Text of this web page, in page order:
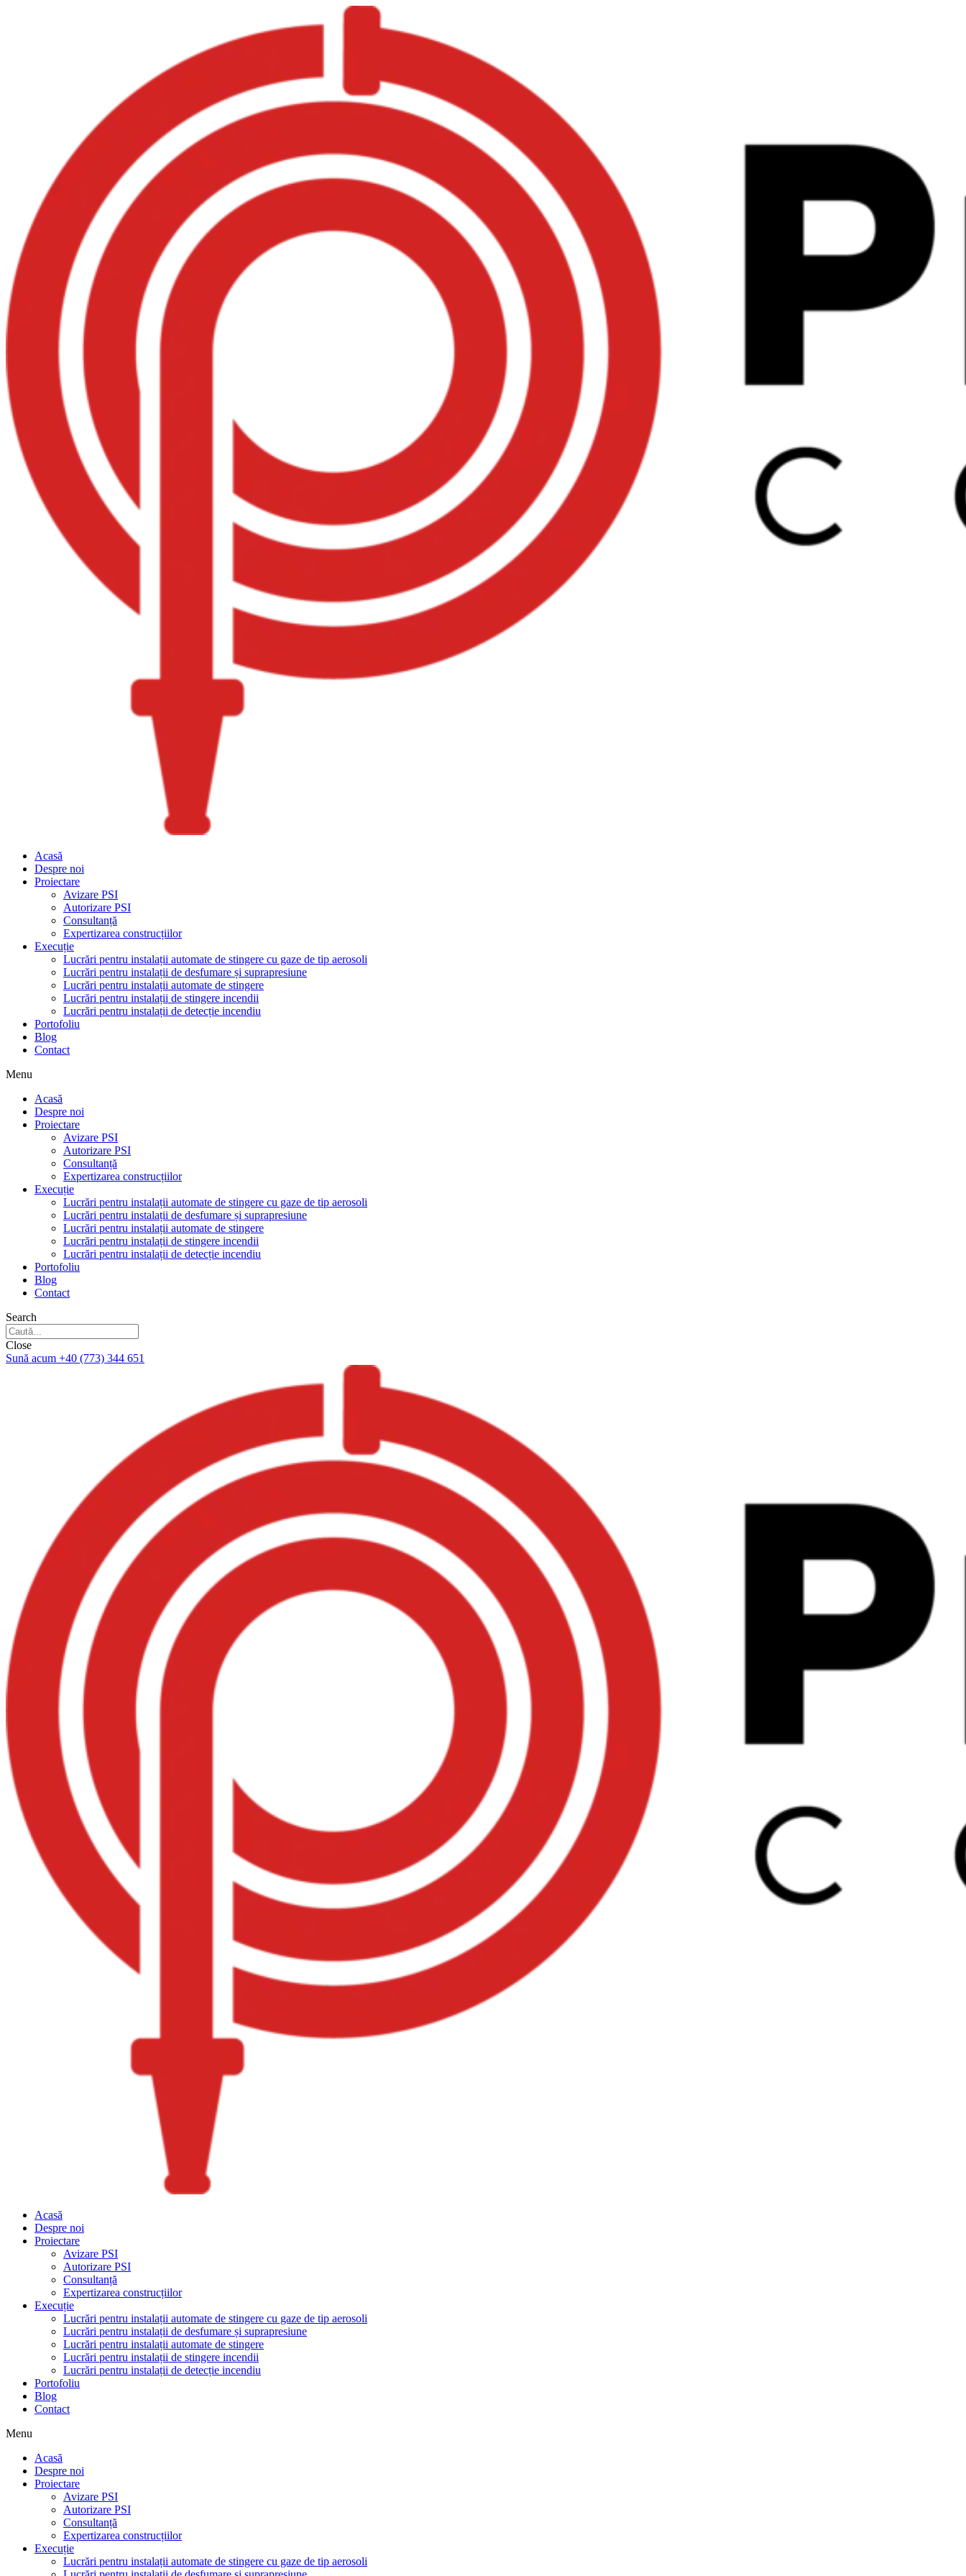
Acasă
Despre noi
Proiectare
Avizare PSI
Autorizare PSI
Consultanță
Expertizarea construcțiilor
Execuție
Lucrări pentru instalații automate de stingere cu gaze de tip aerosoli
Lucrări pentru instalații de desfumare și suprapresiune
Lucrări pentru instalații automate de stingere
Lucrări pentru instalații de stingere incendii
Lucrări pentru instalații de detecție incendiu
Portofoliu
Blog
Contact
Menu
Acasă
Despre noi
Proiectare
Avizare PSI
Autorizare PSI
Consultanță
Expertizarea construcțiilor
Execuție
Lucrări pentru instalații automate de stingere cu gaze de tip aerosoli
Lucrări pentru instalații de desfumare și suprapresiune
Lucrări pentru instalații automate de stingere
Lucrări pentru instalații de stingere incendii
Lucrări pentru instalații de detecție incendiu
Portofoliu
Blog
Contact
Search
Close
Sună acum +40 (773) 344 651
Acasă
Despre noi
Proiectare
Avizare PSI
Autorizare PSI
Consultanță
Expertizarea construcțiilor
Execuție
Lucrări pentru instalații automate de stingere cu gaze de tip aerosoli
Lucrări pentru instalații de desfumare și suprapresiune
Lucrări pentru instalații automate de stingere
Lucrări pentru instalații de stingere incendii
Lucrări pentru instalații de detecție incendiu
Portofoliu
Blog
Contact
Menu
Acasă
Despre noi
Proiectare
Avizare PSI
Autorizare PSI
Consultanță
Expertizarea construcțiilor
Execuție
Lucrări pentru instalații automate de stingere cu gaze de tip aerosoli